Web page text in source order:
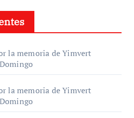
la memoria de Yimvert
la memoria de Yimvert